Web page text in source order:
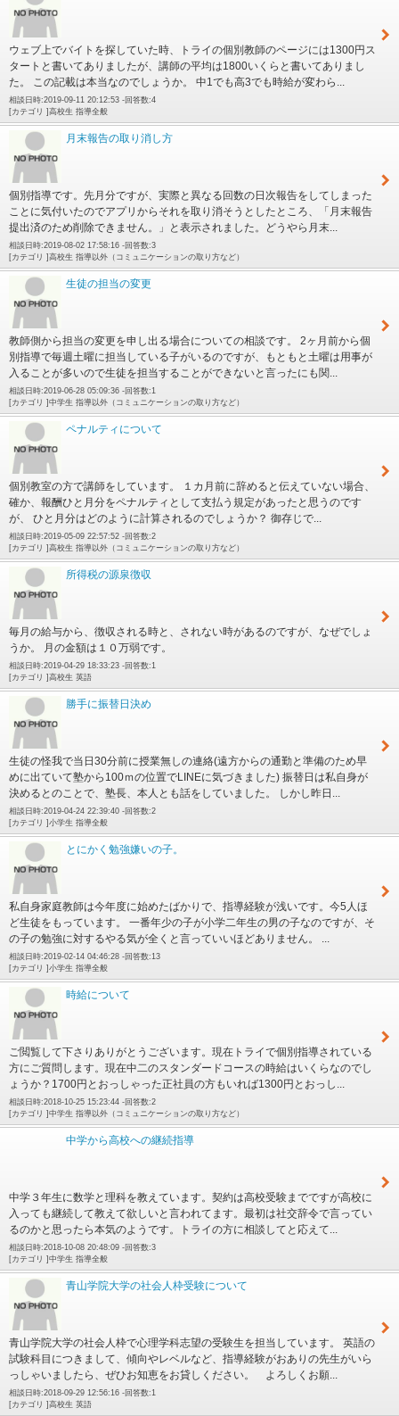
ウェブ上でバイトを探していた時、トライの個別教師のページには1300円ス
タートと書いてありましたが、講師の平均は1800いくらと書いてありまし
た。 この記載は本当なのでしょうか。 中1でも高3でも時給が変わら...
相談日時:2019-09-11 20:12:53 -回答数:4
[カテゴリ ]高校生 指導全般
月末報告の取り消し方
個別指導です。先月分ですが、実際と異なる回数の日次報告をしてしまった
ことに気付いたのでアプリからそれを取り消そうとしたところ、「月末報告
提出済のため削除できません。」と表示されました。どうやら月末...
相談日時:2019-08-02 17:58:16 -回答数:3
[カテゴリ ]高校生 指導以外（コミュニケーションの取り方など）
生徒の担当の変更
教師側から担当の変更を申し出る場合についての相談です。 2ヶ月前から個
別指導で毎週土曜に担当している子がいるのですが、もともと土曜は用事が
入ることが多いので生徒を担当することができないと言ったにも関...
相談日時:2019-06-28 05:09:36 -回答数:1
[カテゴリ ]中学生 指導以外（コミュニケーションの取り方など）
ペナルティについて
個別教室の方で講師をしています。 １カ月前に辞めると伝えていない場合、
確か、報酬ひと月分をペナルティとして支払う規定があったと思うのです
が、 ひと月分はどのように計算されるのでしょうか？ 御存じで...
相談日時:2019-05-09 22:57:52 -回答数:2
[カテゴリ ]高校生 指導以外（コミュニケーションの取り方など）
所得税の源泉徴収
毎月の給与から、徴収される時と、されない時があるのですが、なぜでしょ
うか。 月の金額は１０万弱です。
相談日時:2019-04-29 18:33:23 -回答数:1
[カテゴリ ]高校生 英語
勝手に振替日決め
生徒の怪我で当日30分前に授業無しの連絡(遠方からの通勤と準備のため早
めに出ていて塾から100ｍの位置でLINEに気づきました) 振替日は私自身が
決めるとのことで、塾長、本人とも話をしていました。 しかし昨日...
相談日時:2019-04-24 22:39:40 -回答数:2
[カテゴリ ]小学生 指導全般
とにかく勉強嫌いの子。
私自身家庭教師は今年度に始めたばかりで、指導経験が浅いです。今5人ほ
ど生徒をもっています。 一番年少の子が小学二年生の男の子なのですが、そ
の子の勉強に対するやる気が全くと言っていいほどありません。 ...
相談日時:2019-02-14 04:46:28 -回答数:13
[カテゴリ ]小学生 指導全般
時給について
ご閲覧して下さりありがとうございます。現在トライで個別指導されている
方にご質問します。現在中二のスタンダードコースの時給はいくらなのでし
ょうか？1700円とおっしゃった正社員の方もいれば1300円とおっし...
相談日時:2018-10-25 15:23:44 -回答数:2
[カテゴリ ]中学生 指導以外（コミュニケーションの取り方など）
中学から高校への継続指導
中学３年生に数学と理科を教えています。契約は高校受験までですが高校に
入っても継続して教えて欲しいと言われてます。最初は社交辞令で言ってい
るのかと思ったら本気のようです。トライの方に相談してと応えて...
相談日時:2018-10-08 20:48:09 -回答数:3
[カテゴリ ]中学生 指導全般
青山学院大学の社会人枠受験について
青山学院大学の社会人枠で心理学科志望の受験生を担当しています。 英語の
試験科目につきまして、傾向やレベルなど、指導経験がおありの先生がいら
っしゃいましたら、ぜひお知恵をお貸しください。 よろしくお願...
相談日時:2018-09-29 12:56:16 -回答数:1
[カテゴリ ]高校生 英語